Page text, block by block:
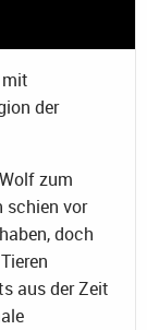
der
zum
schien vor
doch
aus der Zeit